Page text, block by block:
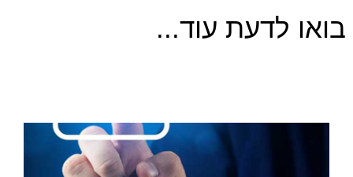
בואו לדעת עוד...